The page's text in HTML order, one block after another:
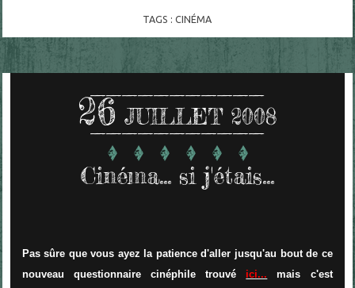
TAGS :CINÉMA
26 JUILLET 2008
Cinéma... si j'étais...
Pas sûre que vous ayez la patience d'aller jusqu'au bout de ce
nouveau questionnaire cinéphile trouvé ici... mais c'est